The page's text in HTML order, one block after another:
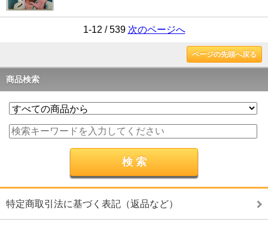
1-12 / 539 次のページへ
ページの先頭へ戻る
商品検索
特定商取引法に基づく表記（返品など）